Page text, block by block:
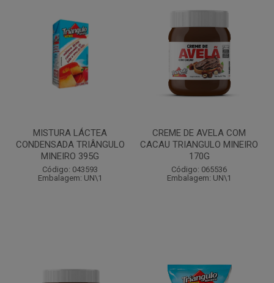
MISTURA LÁCTEA
CONDENSADA TRIÂNGULO
MINEIRO 395G
Código: 043593
Embalagem: UN\1
CREME DE AVELA COM
CACAU TRIANGULO MINEIRO
170G
Código: 065536
Embalagem: UN\1